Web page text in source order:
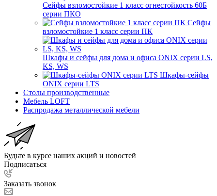
Сейфы взломостойкие 1 класс огнестойкость 60Б
серии ПКО
Сейфы
взломостойкие 1 класс серии ПК
Шкафы и сейфы для дома и офиса ONIX серии LS,
KS, WS
Шкафы-сейфы
ONIX серии LTS
Столы производственные
Мебель LOFT
Распродажа металлической мебели
Будьте в курсе наших акций и новостей
Подписаться
Заказать звонок